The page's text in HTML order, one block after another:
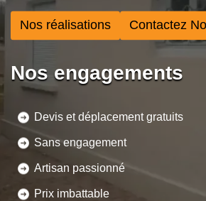
Nos réalisations Contactez
Nos engagements
Devis et déplacement gratuits
Sans engagement
Artisan passionné
Prix imbattable